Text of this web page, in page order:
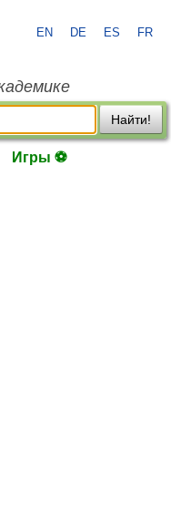
EN DE ES FR
Найти!
Игры ⚽